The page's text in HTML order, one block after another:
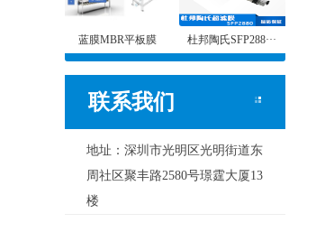
蓝膜MBR平板膜 杜邦陶氏SFP288···
联系我们
地址：深圳市光明区光明街道东
周社区聚丰路2580号璟霆大厦13
楼